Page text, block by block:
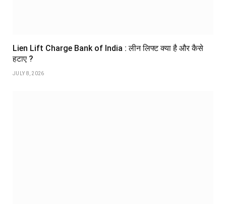
Lien Lift Charge Bank of India : लीन लिफ्ट क्या है और कैसे
हटाए ?
JULY 8, 2026